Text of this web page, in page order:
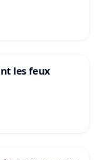
les feux